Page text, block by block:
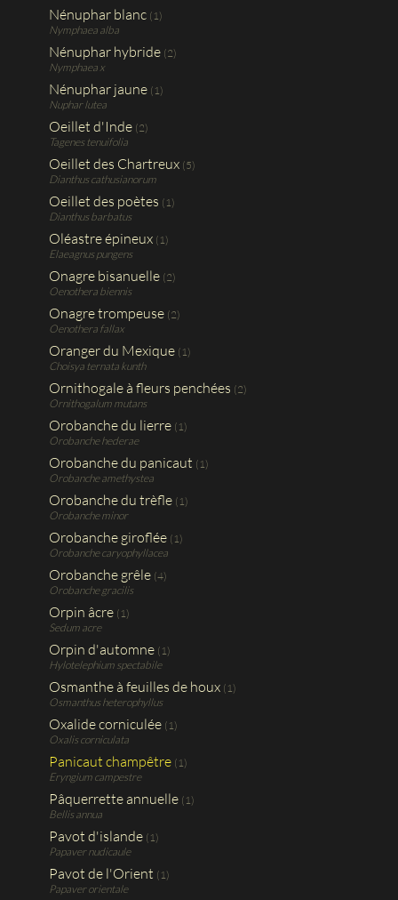
Nénuphar blanc (1)
Nymphaea alba
Nénuphar hybride (2)
Nymphaea x
Nénuphar jaune (1)
Nuphar lutea
Oeillet d'Inde (2)
Tagenes tenuifolia
Oeillet des Chartreux (5)
Dianthus cathusianorum
Oeillet des poètes (1)
Dianthus barbatus
Oléastre épineux (1)
Elaeagnus pungens
Onagre bisanuelle (2)
Oenothera biennis
Onagre trompeuse (2)
Oenothera fallax
Oranger du Mexique (1)
Choisya ternata kunth
Ornithogale à fleurs penchées (2)
Ornithogalum mutans
Orobanche du lierre (1)
Orobanche hederae
Orobanche du panicaut (1)
Orobanche amethystea
Orobanche du trèfle (1)
Orobanche minor
Orobanche giroflée (1)
Orobanche caryophyllacea
Orobanche grêle (4)
Orobanche gracilis
Orpin âcre (1)
Sedum acre
Orpin d'automne (1)
Hylotelephium spectabile
Osmanthe à feuilles de houx (1)
Osmanthus heterophyllus
Oxalide corniculée (1)
Oxalis corniculata
Panicaut champêtre (1)
Eryngium campestre
Pâquerrette annuelle (1)
Bellis annua
Pavot d'islande (1)
Papaver nudicaule
Pavot de l'Orient (1)
Papaver orientale